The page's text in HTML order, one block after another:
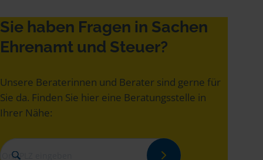
Sie haben Fragen in Sachen
Ehrenamt und Steuer?
Unsere Beraterinnen und Berater sind gerne für
Sie da. Finden Sie hier eine Beratungsstelle in
Ihrer Nähe: